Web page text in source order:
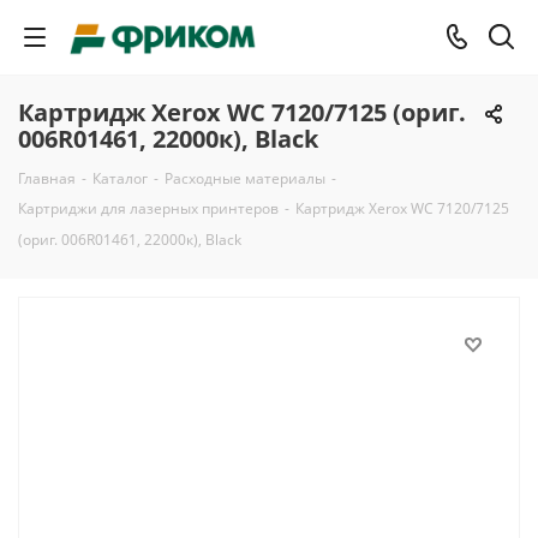
Картридж Xerox WC 7120/7125 (ориг.
006R01461, 22000к), Black
Главная - Каталог - Расходные материалы -
Картриджи для лазерных принтеров - Картридж Xerox WC 7120/7125
(ориг. 006R01461, 22000к), Black